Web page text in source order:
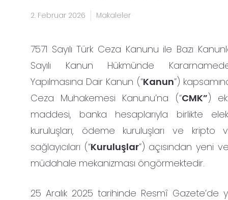
2. Februar 2026 Makaleler
7571 Sayılı Türk Ceza Kanunu ile Bazı
Sayılı Kanun Hükmünde
Yapılmasına Dair Kanun (“Kanun”)
Ceza Muhakemesi Kanunu’na (“CMK”)
maddesi, banka hesaplarıyla birlikte
kuruluşları, ödeme kuruluşları ve kripto
sağlayıcıları (“Kuruluşlar”) açısından yeni
müdahale mekanizması öngörmektedir.
25 Aralık 2025 tarihinde Resmî Gazete’de